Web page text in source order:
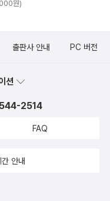
원)
출판사 안내 PC 버전
션
2514
FAQ
안내